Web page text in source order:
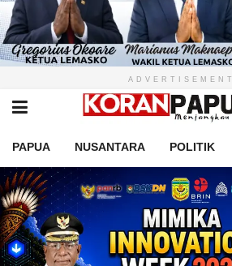
ADVERTISEMENT
PAPUA NUSANTARA POLITIK